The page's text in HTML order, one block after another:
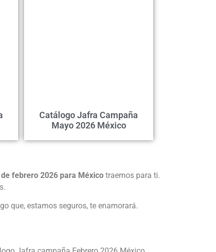
Catálogo Jafra Campaña
Mayo 2026 México
febrero 2026 para México traemos para ti.
que, estamos seguros, te enamorará.